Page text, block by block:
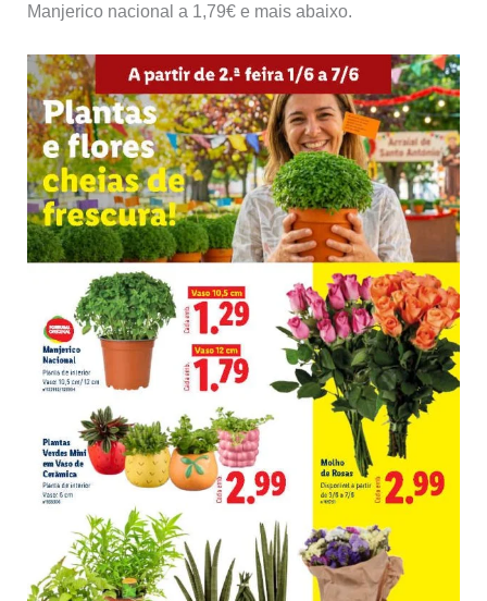
Manjerico nacional a 1,79€ e mais abaixo.